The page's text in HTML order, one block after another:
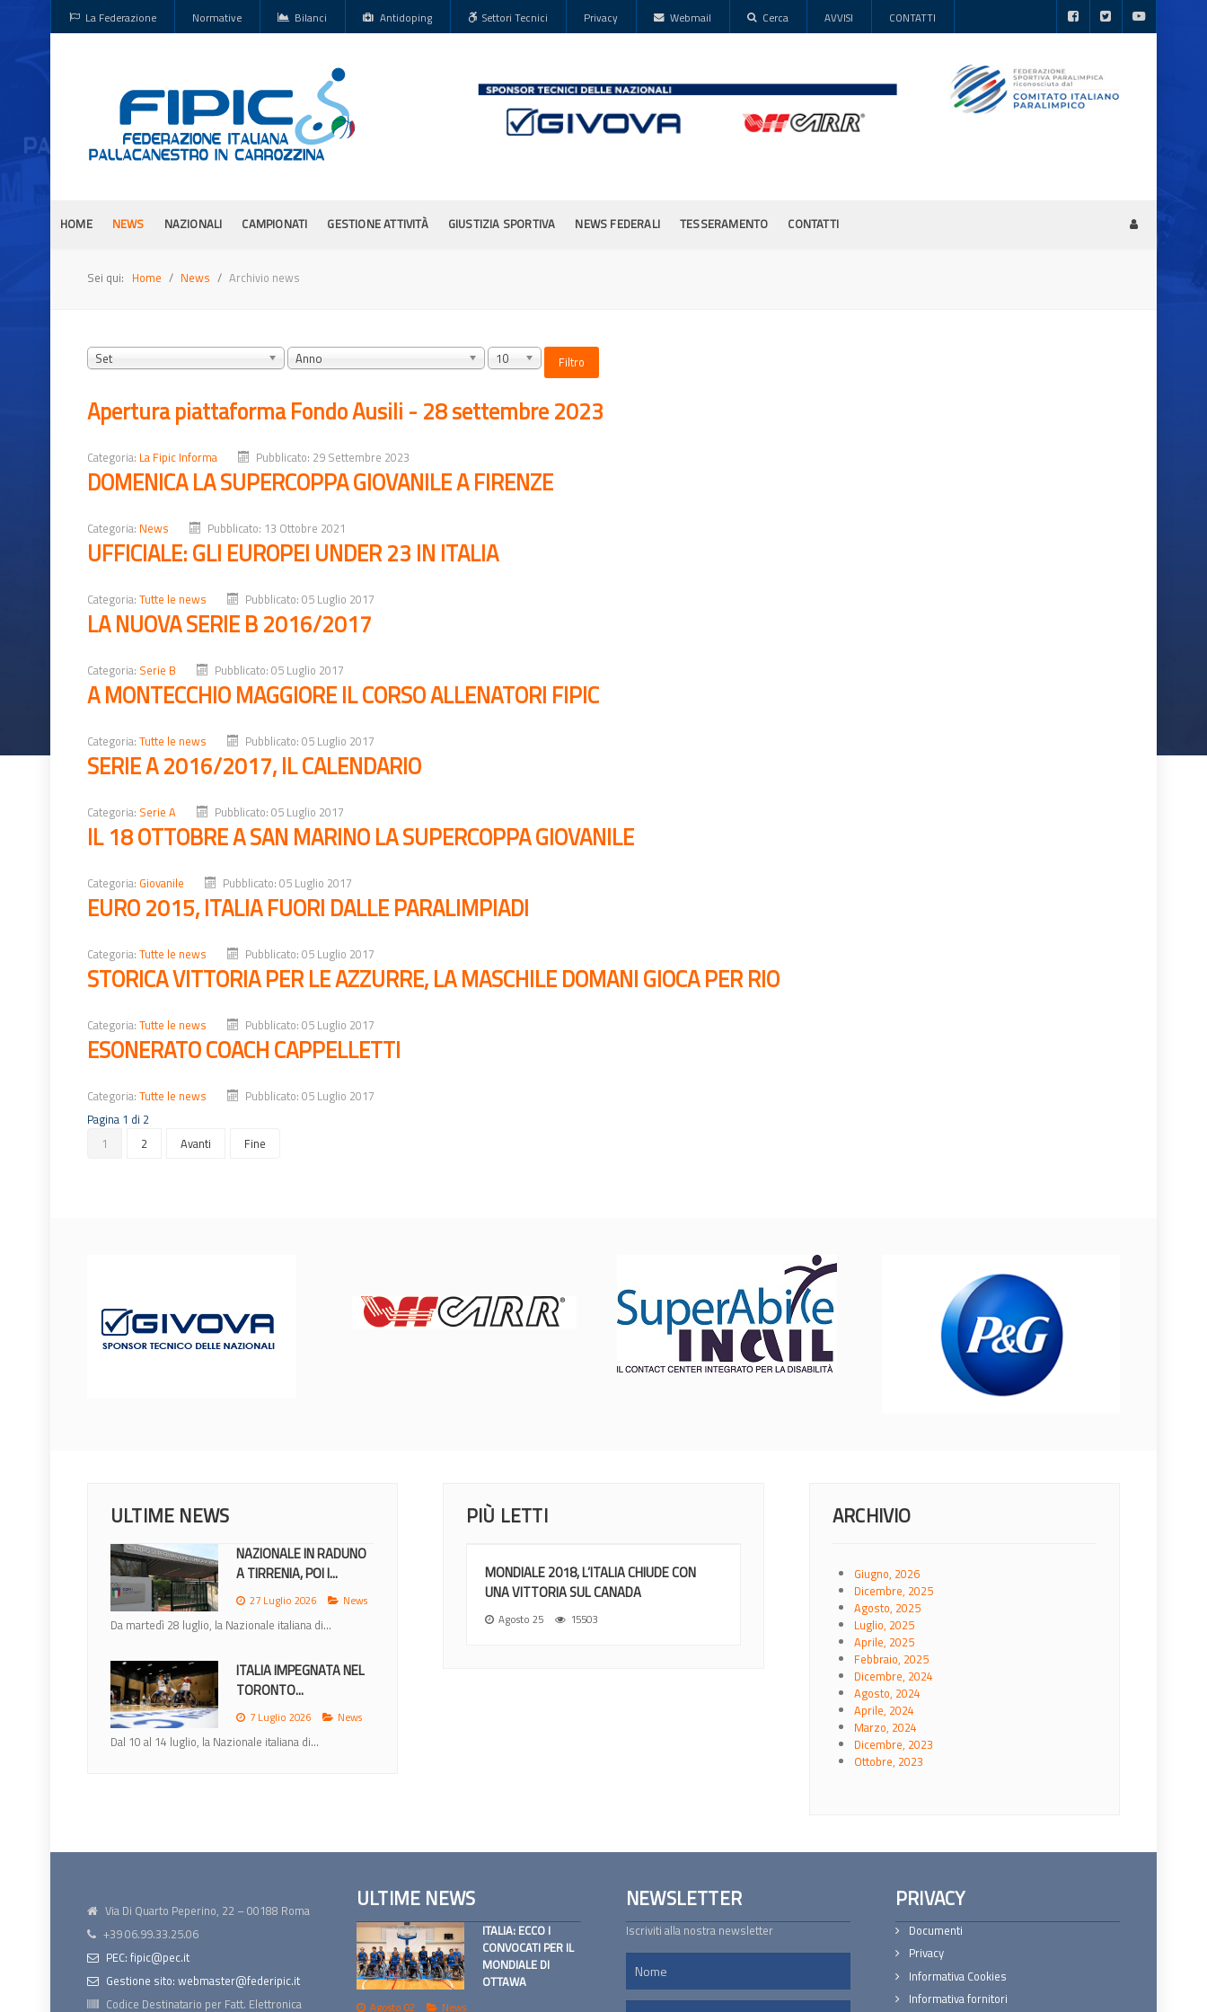
La Federazione Normative Bilanci Antidoping Settori Tecnici Privacy Webmail Cerca AVVISI CONTATTI
HOME NEWS NAZIONALI CAMPIONATI GESTIONE ATTIVITÀ GIUSTIZIA SPORTIVA NEWS FEDERALI TESSERAMENTO CONTATTI
Sei qui: Home News Archivio news
Set Anno 10 Filtro
Apertura piattaforma Fondo Ausili - 28 settembre 2023
Categoria: La Fipic Informa Pubblicato: 29 Settembre 2023
DOMENICA LA SUPERCOPPA GIOVANILE A FIRENZE
Categoria: News Pubblicato: 13 Ottobre 2021
UFFICIALE: GLI EUROPEI UNDER 23 IN ITALIA
Categoria: Tutte le news Pubblicato: 05 Luglio 2017
LA NUOVA SERIE B 2016/2017
Categoria: Serie B Pubblicato: 05 Luglio 2017
A MONTECCHIO MAGGIORE IL CORSO ALLENATORI FIPIC
Categoria: Tutte le news Pubblicato: 05 Luglio 2017
SERIE A 2016/2017, IL CALENDARIO
Categoria: Serie A Pubblicato: 05 Luglio 2017
IL 18 OTTOBRE A SAN MARINO LA SUPERCOPPA GIOVANILE
Categoria: Giovanile Pubblicato: 05 Luglio 2017
EURO 2015, ITALIA FUORI DALLE PARALIMPIADI
Categoria: Tutte le news Pubblicato: 05 Luglio 2017
STORICA VITTORIA PER LE AZZURRE, LA MASCHILE DOMANI GIOCA PER RIO
Categoria: Tutte le news Pubblicato: 05 Luglio 2017
ESONERATO COACH CAPPELLETTI
Categoria: Tutte le news
Pubblicato: 05 Luglio 2017
Pagina 1 di 2
1
2 Avanti Fine
ULTIME NEWS
NAZIONALE IN RADUNO
A TIRRENIA, POI I...
27 Luglio 2026 News
Da martedì 28 luglio, la Nazionale italiana di...
ITALIA IMPEGNATA NEL
TORONTO...
7 Luglio 2026 News
Dal 10 al 14 luglio, la Nazionale italiana di...
PIÙ LETTI
MONDIALE 2018, L’ITALIA CHIUDE CON
UNA VITTORIA SUL CANADA
Agosto 25 15503
ARCHIVIO
Giugno, 2026
Dicembre, 2025
Agosto, 2025
Luglio, 2025
Aprile, 2025
Febbraio, 2025
Dicembre, 2024
Agosto, 2024
Aprile, 2024
Marzo, 2024
Dicembre, 2023
Ottobre, 2023
Via Di Quarto Peperino, 22 – 00188 Roma
+39 06.99.33.25.06
PEC: fipic@pec.it
Gestione sito: webmaster@federipic.it
Codice Destinatario per Fatt. Elettronica
ULTIME NEWS
ITALIA: ECCO I
CONVOCATI PER IL
MONDIALE DI
OTTAWA
Agosto 02 News
NEWSLETTER
Iscriviti alla nostra newsletter
PRIVACY
Documenti
Privacy
Informativa Cookies
Informativa fornitori